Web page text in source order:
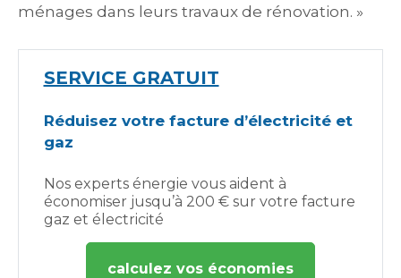
ménages dans leurs travaux de rénovation. »
SERVICE GRATUIT
Réduisez votre facture d’électricité et
gaz
Nos experts énergie vous aident à
économiser jusqu’à 200 € sur votre facture
gaz et électricité
calculez vos économies